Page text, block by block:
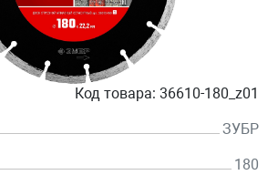
Код товара: 36610-180_z01
ЗУБР
180